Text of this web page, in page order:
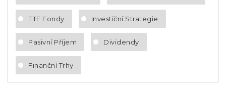
ETF Fondy Investiční Strategie
Pasivní Příjem Dividendy
Finanční Trhy